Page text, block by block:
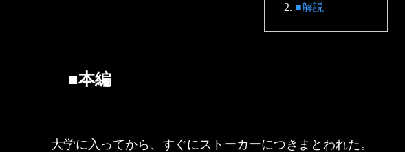
■解説
■本編
大学に入ってから、すぐにストーカーにつきまとわれた。